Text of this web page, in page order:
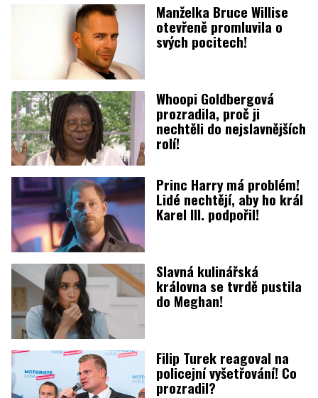
Manželka Bruce Willise
otevřeně promluvila o
svých pocitech!
Whoopi Goldbergová
prozradila, proč ji
nechtěli do nejslavnějších
rolí!
Princ Harry má problém!
Lidé nechtějí, aby ho král
Karel III. podpořil!
Slavná kulinářská
královna se tvrdě pustila
do Meghan!
Filip Turek reagoval na
policejní vyšetřování! Co
prozradil?